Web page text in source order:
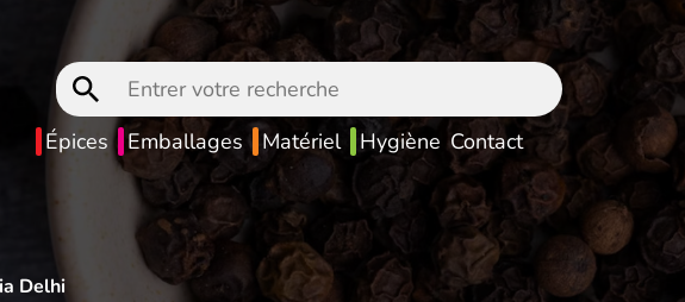
Entrer
votre
recherche
Épices Emballages Matériel Hygiène Contact
Delhi